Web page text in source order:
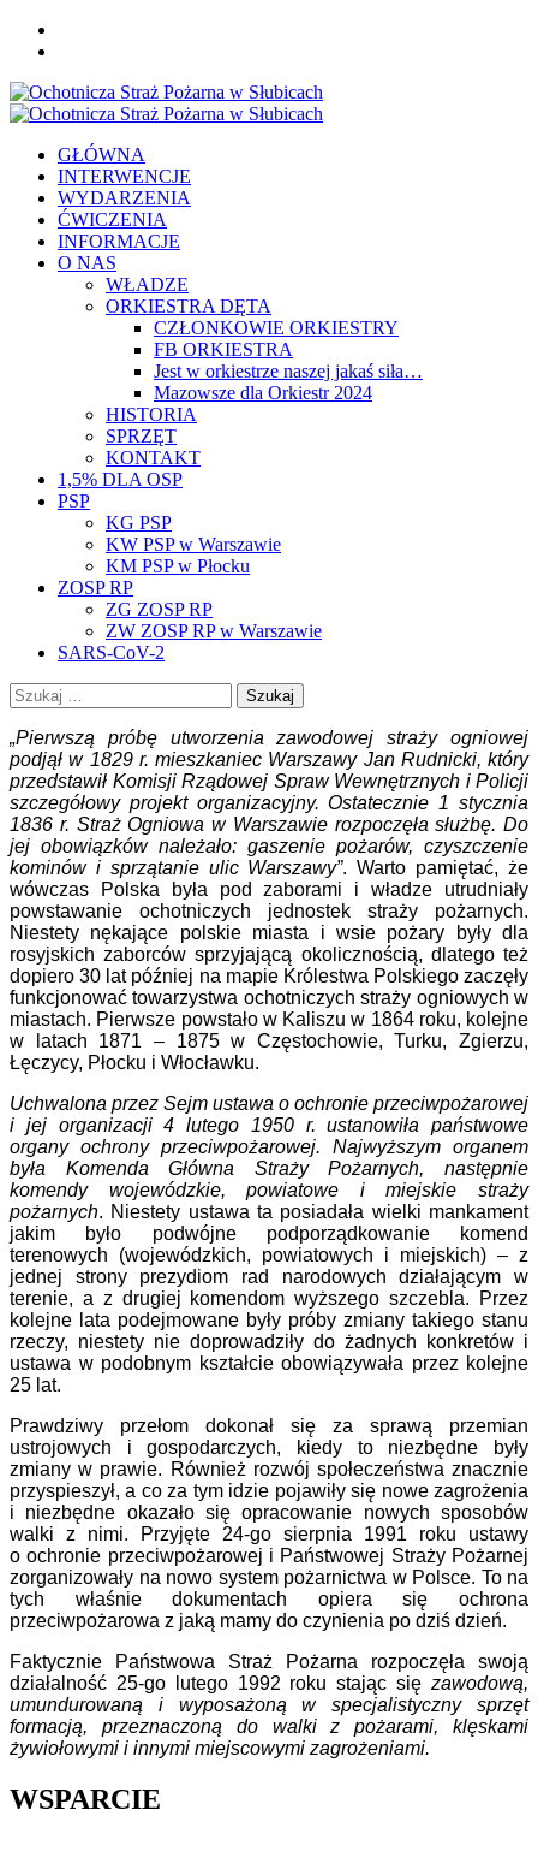
Skip
Primary
GŁÓWNA
INTERWENCJE
WYDARZENIA
ĆWICZENIA
INFORMACJE
O NAS
WŁADZE
ORKIESTRA DĘTA
CZŁONKOWIE ORKIESTRY
FB ORKIESTRA
Jest w orkiestrze naszej jakaś siła…
Mazowsze dla Orkiestr 2024
HISTORIA
SPRZĘT
KONTAKT
1,5% DLA OSP
PSP
KG PSP
KW PSP w Warszawie
KM PSP w Płocku
ZOSP RP
ZG ZOSP RP
ZW ZOSP RP w Warszawie
SARS-CoV-2
Szukaj:
„Pierwszą próbę utworzenia zawodowej straży ogniowej
podjął w 1829 r. mieszkaniec Warszawy Jan Rudnicki, który
przedstawił Komisji Rządowej Spraw Wewnętrznych i Policji
szczegółowy projekt organizacyjny. Ostatecznie 1 stycznia
1836 r. Straż Ogniowa w Warszawie rozpoczęła służbę. Do
jej obowiązków należało: gaszenie pożarów, czyszczenie
kominów i sprzątanie ulic Warszawy”. Warto pamiętać, że
wówczas Polska była pod zaborami i władze utrudniały
powstawanie ochotniczych jednostek straży pożarnych.
Niestety nękające polskie miasta i wsie pożary były dla
rosyjskich zaborców sprzyjającą okolicznością, dlatego też
dopiero 30 lat później na mapie Królestwa Polskiego zaczęły
funkcjonować towarzystwa ochotniczych straży ogniowych w
miastach. Pierwsze powstało w Kaliszu w 1864 roku, kolejne
w latach 1871 – 1875 w Częstochowie, Turku, Zgierzu,
Łęczycy, Płocku i Włocławku.
Uchwalona przez Sejm ustawa o ochronie przeciwpożarowej
i jej organizacji 4 lutego 1950 r. ustanowiła państwowe
organy ochrony przeciwpożarowej. Najwyższym organem
była Komenda Główna Straży Pożarnych, następnie
komendy wojewódzkie, powiatowe i miejskie straży
pożarnych. Niestety ustawa ta posiadała wielki mankament
jakim było podwójne podporządkowanie komend
terenowych (wojewódzkich, powiatowych i miejskich) – z
jednej strony prezydiom rad narodowych działającym w
terenie, a z drugiej komendom wyższego szczebla. Przez
kolejne lata podejmowane były próby zmiany takiego stanu
rzeczy, niestety nie doprowadziły do żadnych konkretów i
ustawa w podobnym kształcie obowiązywała przez kolejne
25 lat.
Prawdziwy przełom dokonał się za sprawą przemian
ustrojowych i gospodarczych, kiedy to niezbędne były
zmiany w prawie. Również rozwój społeczeństwa znacznie
przyspieszył, a co za tym idzie pojawiły się nowe zagrożenia
i niezbędne okazało się opracowanie nowych sposobów
walki z nimi. Przyjęte 24-go sierpnia 1991 roku ustawy
o ochronie przeciwpożarowej i Państwowej Straży Pożarnej
zorganizowały na nowo system pożarnictwa w Polsce. To na
tych właśnie dokumentach opiera się ochrona
przeciwpożarowa z jaką mamy do czynienia po dziś dzień.
Faktycznie Państwowa Straż Pożarna rozpoczęła swoją
działalność 25-go lutego 1992 roku stając się zawodową,
umundurowaną i wyposażoną w specjalistyczny sprzęt
formacją, przeznaczoną do walki z pożarami, klęskami
żywiołowymi i innymi miejscowymi zagrożeniami.
WSPARCIE